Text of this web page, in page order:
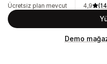
Ücretsiz plan mevcut
4,9
Demo